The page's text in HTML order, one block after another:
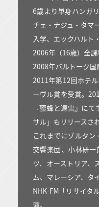
6歳より単身ハンガ
チェ・ナジュ・タマ
入学、エックハルト
2006年（16歳）全
2008年バルトーク国
2011年第12回ホテ
ーヴル賞を受賞。
『蜜蜂と遠雷』に
サル」もリリースさ
これまでにゾルタ
交響楽団、小林研
ツ、オーストリア、
ム、マレーシア、タ
NHK-FM「リサイタ
演。